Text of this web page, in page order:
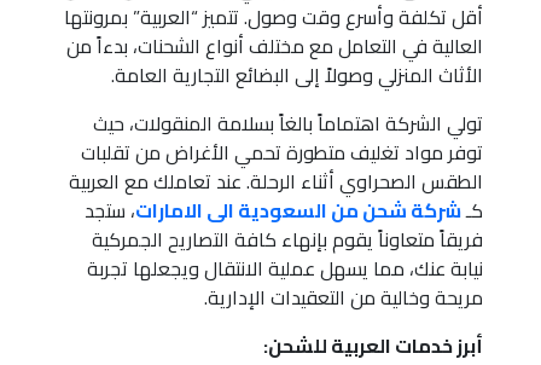
أقل تكلفة وأسرع وقت وصول. تتميز “العربية” بمرونتها
العالية في التعامل مع مختلف أنواع الشحنات، بدءاً من
الأثاث المنزلي وصولاً إلى البضائع التجارية العامة.
تولي الشركة اهتماماً بالغاً بسلامة المنقولات، حيث
توفر مواد تغليف متطورة تحمي الأغراض من تقلبات
الطقس الصحراوي أثناء الرحلة. عند تعاملك مع العربية
كـشركة شحن من السعودية الى الامارات، ستجد
فريقاً متعاوناً يقوم بإنهاء كافة التصاريح الجمركية
نيابة عنك، مما يسهل عملية الانتقال ويجعلها تجربة
مريحة وخالية من التعقيدات الإدارية.
أبرز خدمات العربية للشحن: